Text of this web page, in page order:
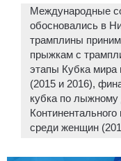
Международные
обосновались в
трамплины
прыжкам с
этапы Кубка
(2015 и 2016),
кубка по
среди женщин